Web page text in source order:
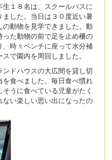
１８名は、スクールバスに
した。当日は３０度近い暑
動物を見学できました。動
た動物の前で足を止め柵の
時々ベンチに座って水分補
で園内を周回しました。
ドハウスの大広間を貸し切
食べました。毎日食べ慣れ
うに食べている児童がたく
い楽しい思い出になったの